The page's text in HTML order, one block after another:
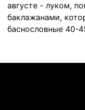
августе - луком,
баклажанами,
баснословные 40-